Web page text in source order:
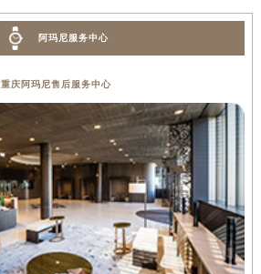
阿玛尼服务中心
重庆阿玛尼售后服务中心